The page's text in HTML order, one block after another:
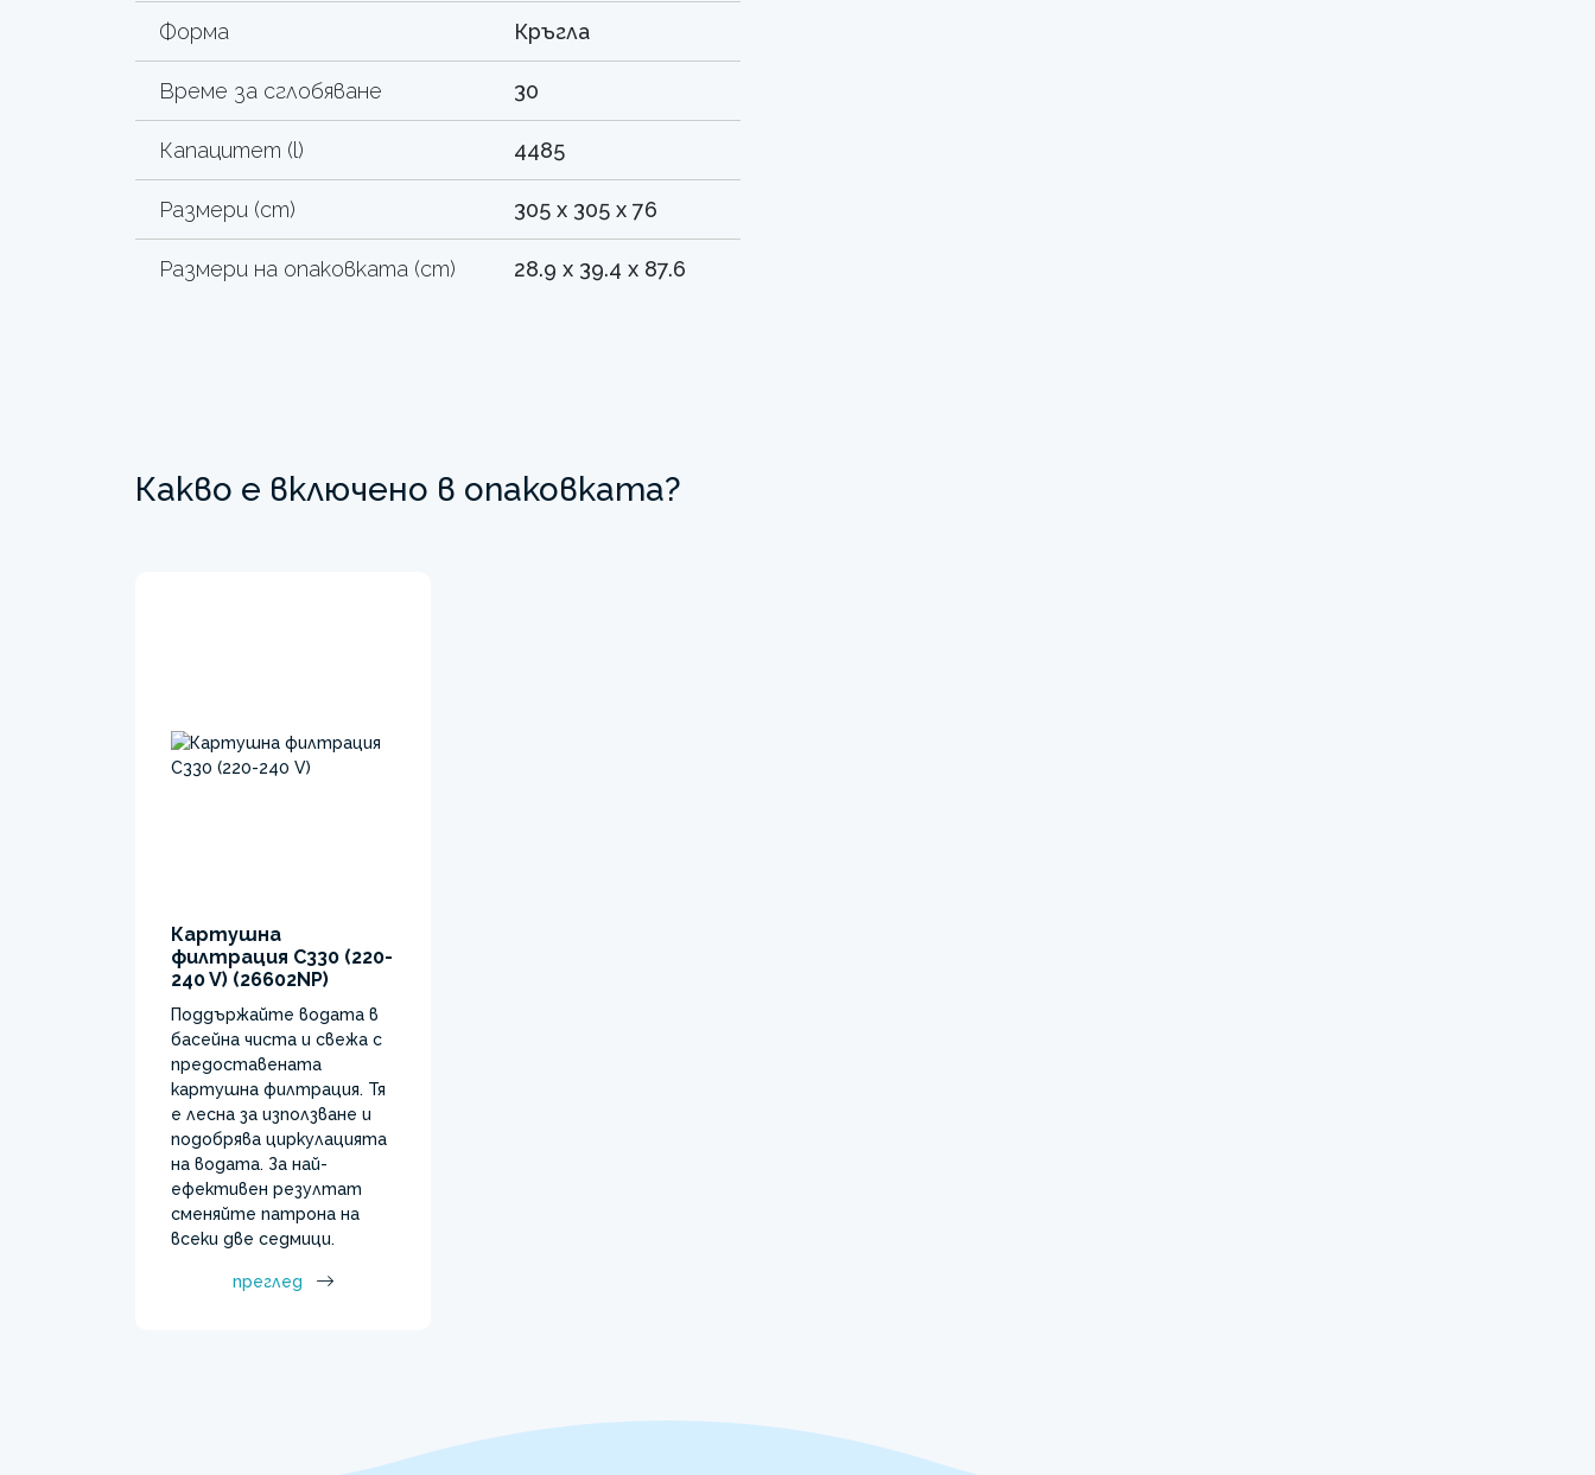
Форма Кръгла
Време за сглобяване 30
Капацитет (l) 4485
Размери (cm) 305 x 305 x 76
Размери на опаковката (cm) 28.9 x 39.4 x 87.6
Какво е включено в опаковката?
Картушна
филтрация C330 (220-
240 V) (26602NP)
Поддържайте водата в
басейна чиста и свежа с
предоставената
картушна филтрация. Тя
е лесна за използване и
подобрява циркулацията
на водата. За най-
ефективен резултат
сменяйте патрона на
всеки две седмици.
преглед